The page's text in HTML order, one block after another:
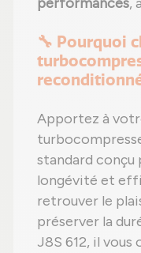
🔧 Pourquoi
Apportez à
standard conçu
longévité et
retrouver le
préserver la
J8S 612, il